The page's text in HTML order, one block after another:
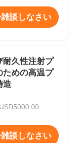
談しなさい
耐久性注射プ
ための高温プ
造
談しなさい